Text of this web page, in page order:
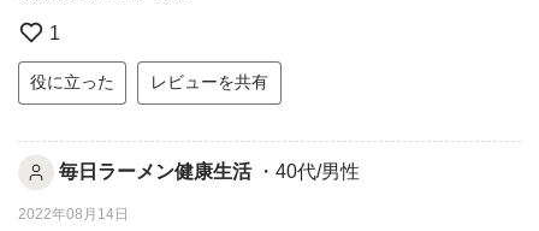
1
役に立った レビューを共有
毎日ラーメン健康生活 ・40代/男性
2022年08月14日